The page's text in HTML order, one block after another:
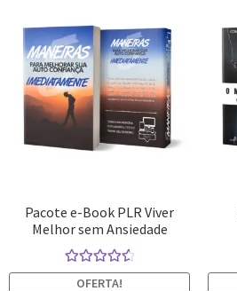
Pacote e-Book PLR Viver
Melhor sem Ansiedade
Avaliação
OFERTA!